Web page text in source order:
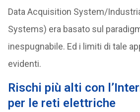
Data Acquisition System/
Systems) era basato sul
inespugnabile. Ed i limiti di tale
evidenti.
Rischi più alti con
per le reti elettriche